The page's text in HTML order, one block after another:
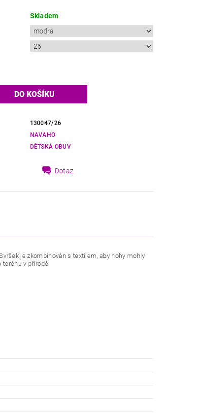
Skladem
130047/26
NAVAHO
DĚTSKÁ OBUV
Dotaz
je zkombinován s textilem, aby nohy mohly
v přírodě.